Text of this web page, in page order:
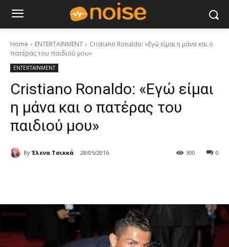
Home ENTERTAINMENT
Cristiano Ronaldo: «Εγώ είμαι η μάνα και ο
πατέρας του παιδιού μου»
ENTERTAINMENT
Cristiano Ronaldo: «Εγώ είμαι
η μάνα και ο πατέρας του
παιδιού μου»
By Έλενα Τσικκά 28/05/2016 0
300